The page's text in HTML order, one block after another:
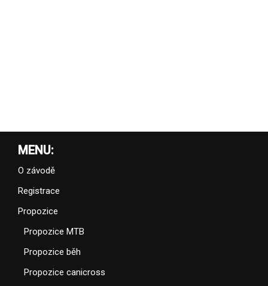
MENU:
O závodě
Registrace
Propozice
Propozice MTB
Propozice běh
Propozice canicross